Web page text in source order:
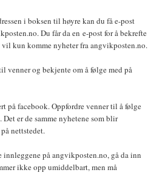
i boksen til høyre kan du få e-post
Du får da en e-post for å bekrefte
vil kun komme nyheter fra angvikposten.no.
venner og bekjente om å følge med på
på facebook. Oppfordre venner til å følge
er de samme nyhetene som blir
nettstedet.
innleggene på angvikposten.no, gå da inn
ikke opp umiddelbart, men må